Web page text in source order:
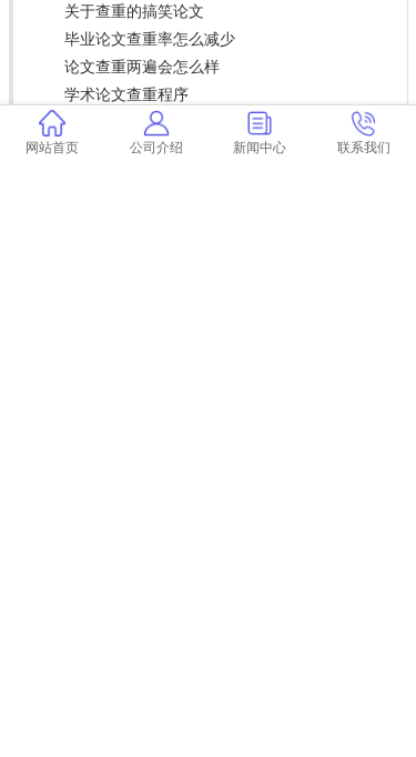
关于查重的搞笑论文
毕业论文查重率怎么减少
论文查重两遍会怎么样
学术论文查重程序
论文查重率高改了也没用怎么办 论文查重过高
怎么办？
网站首页 公司介绍 新闻中心 联系我们